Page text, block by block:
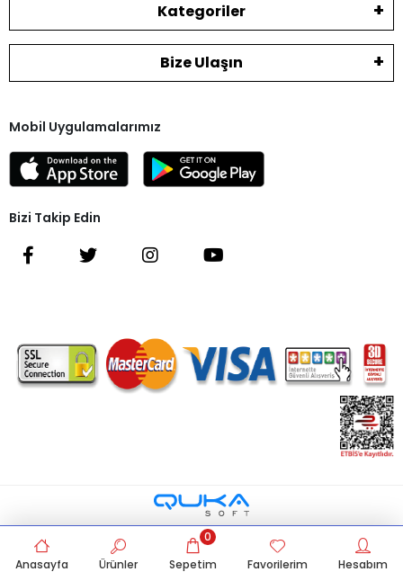
Kategoriler
Bize Ulaşın
Mobil Uygulamalarımız
Bizi Takip Edin
Anasayfa Ürünler Sepetim
0
Favorilerim
Hesabım